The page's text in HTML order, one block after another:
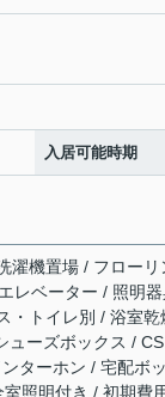
入居可能時期
濯機置場 / フロー
レベーター / 照明
・トイレ別 / 浴室
ーズボックス /
ターホン / 宅配ボ
照明付き / 初期費